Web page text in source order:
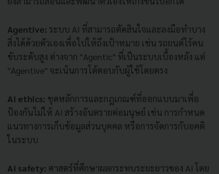
Agentive: ระบบ AI ที่สามารถตัดสินใจและลงมือทำบาง
สิ่งได้ด้วยตัวเองเพื่อไปให้ถึงเป้าหมาย เช่น รถยนต์ไร้คน
ขับระดับสูง ต่างจาก "Agentic" ที่เป็นระบบเบื้องหลัง แต่
"Agentive" จะเน้นการโต้ตอบกับผู้ใช้โดยตรง
AI ethics: ชุดหลักการและกฎเกณฑ์ที่ออกแบบมาเพื่อ
ป้องกันไม่ให้ AI สร้างอันตรายต่อมนุษย์ เช่น การกำหนด
แนวทางการเก็บข้อมูลส่วนบุคคล หรือการจัดการกับอคติ
ในระบบ
AI safety: ศาสตร์ที่ศึกษาผลกระทบระยะยาวของ AI โดย